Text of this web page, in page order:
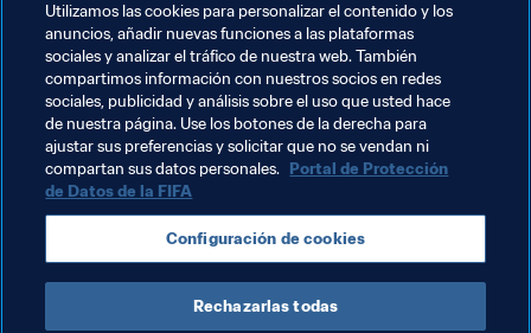
Este artículo pertenece a la serie de reportajes de
FIFA.com que ponen de relieve a las ONG que forman
parte de Football for Hope, la iniciativa global de la FIFA
para ayudar a mejorar las vidas de los jóvenes a través
del fútbol.
Temas relacionados
Tanzania CAF
Utilizamos las cookies para personalizar el contenido y los
anuncios, añadir nuevas funciones a las plataformas
sociales y analizar el tráfico de nuestra web. También
compartimos información con nuestros socios en redes
sociales, publicidad y análisis sobre el uso que usted hace
de nuestra página. Use los botones de la derecha para
ajustar sus preferencias y solicitar que no se vendan ni
compartan sus datos personales. Portal de Protección
de Datos de la FIFA
Configuración de cookies
Rechazarlas todas